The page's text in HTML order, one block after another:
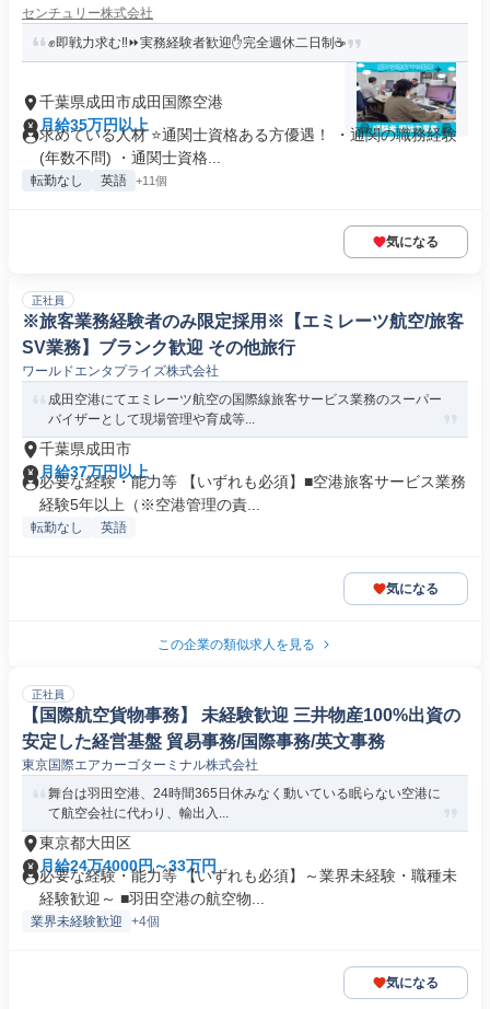
センチュリー株式会社
✊即戦力求む‼⏩実務経験者歓迎✋完全週休二日制☕
千葉県成田市成田国際空港
月給35万円以上
求めている人材 ⭐通関士資格ある方優遇！ ・通関の職務経験
(年数不問) ・通関士資格...
転勤なし 英語 +11個
気になる
正社員
※旅客業務経験者のみ限定採用※【エミレーツ航空/旅客
SV業務】ブランク歓迎 その他旅行
ワールドエンタプライズ株式会社
成田空港にてエミレーツ航空の国際線旅客サービス業務のスーパー
バイザーとして現場管理や育成等...
千葉県成田市
月給37万円以上
必要な経験・能力等 【いずれも必須】■空港旅客サービス業務
経験5年以上（※空港管理の責...
転勤なし 英語
気になる
この企業の類似求人を見る
正社員
【国際航空貨物事務】 未経験歓迎 三井物産100%出資の
安定した経営基盤 貿易事務/国際事務/英文事務
東京国際エアカーゴターミナル株式会社
舞台は羽田空港、24時間365日休みなく動いている眠らない空港に
て航空会社に代わり、輸出入...
東京都大田区
月給24万4000円～33万円
必要な経験・能力等 【いずれも必須】～業界未経験・職種未
経験歓迎～ ■羽田空港の航空物...
業界未経験歓迎 +4個
気になる